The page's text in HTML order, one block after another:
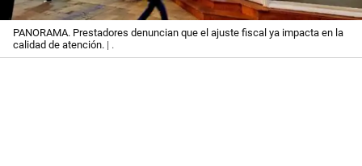
PANORAMA. Prestadores denuncian que el ajuste fiscal ya impacta en la
calidad de atención. | .